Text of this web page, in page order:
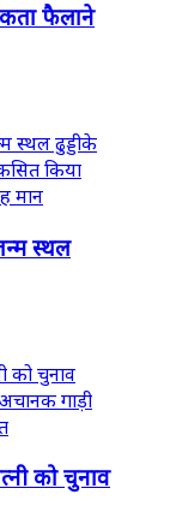
फैलाने
स्थल
को चुनाव